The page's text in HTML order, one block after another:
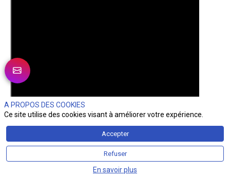
A PROPOS DES COOKIES
Ce site utilise des cookies visant à améliorer votre expérience.
Accepter
Refuser
En savoir plus